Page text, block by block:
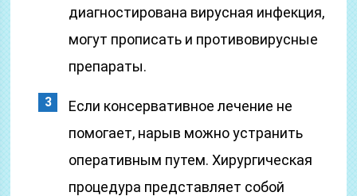
диагностирована вирусная инфекция,
могут прописать и противовирусные
препараты.
Если консервативное лечение не
помогает, нарыв можно устранить
оперативным путем. Хирургическая
процедура представляет собой